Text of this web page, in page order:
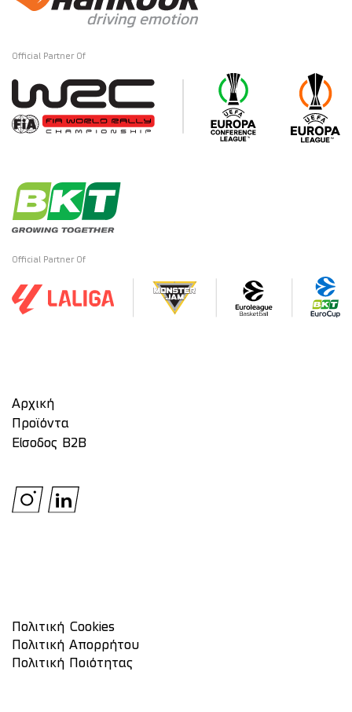
Official Partner Of
Official Partner Of
Αρχική
Προϊόντα
Είσοδος Β2Β
Πολιτική Cookies
Πολιτική Απορρήτου
Πολιτική Ποιότητας